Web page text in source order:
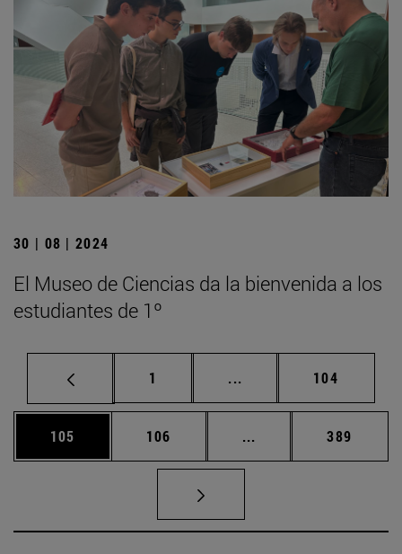
30 | 08 | 2024
El Museo de Ciencias da la bienvenida a los
estudiantes de 1º
Página
1 ... Páginas intermedias
Página
104
Página
105 Página
106 ... Páginas intermedias
Página
389